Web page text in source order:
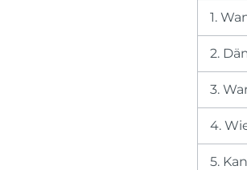
1.
2.
3.
4.
5.